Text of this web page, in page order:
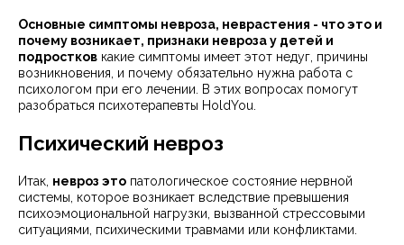
Основные симптомы невроза, неврастения - что это и
почему возникает, признаки невроза у детей и
подростков какие симптомы имеет этот недуг, причины
возникновения, и почему обязательно нужна работа с
психологом при его лечении. В этих вопросах помогут
разобраться психотерапевты HoldYou.
Психический невроз
Итак, невроз это патологическое состояние нервной
системы, которое возникает вследствие превышения
психоэмоциональной нагрузки, вызванной стрессовыми
ситуациями, психическими травмами или конфликтами.